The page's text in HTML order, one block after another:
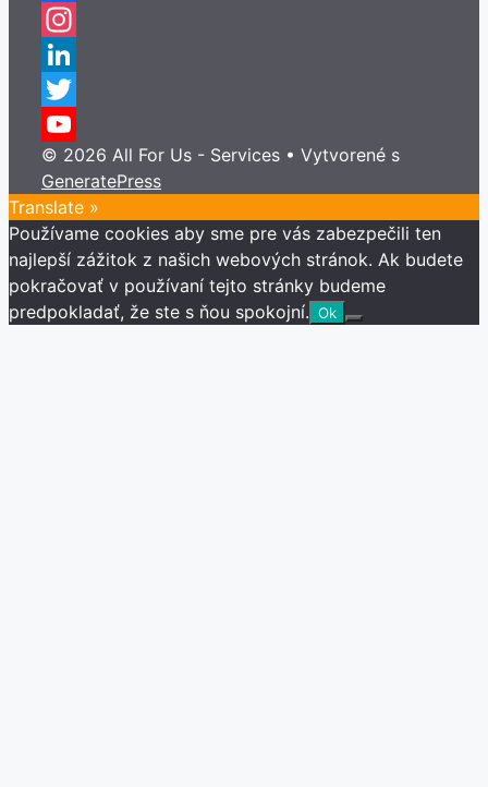
Facebook
Instagram
LinkedIn
Twitter
YouTube
Channel
© 2026 All For Us - Services • Vytvorené s
GeneratePress
Translate »
Používame cookies aby sme pre vás zabezpečili ten
najlepší zážitok z našich webových stránok. Ak budete
pokračovať v používaní tejto stránky budeme
predpokladať, že ste s ňou spokojní. Ok